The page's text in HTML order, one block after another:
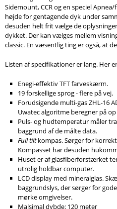
Sidemount,CCRog en speciel
højde for gentagende dyk under
desuden helt frit vælge de
dykket. Der kan vælges mellem
classic. En væsentlig ting er også, at
Listen af specifikationer er lang. Her
Enegi-effektiv TFT farveskærm.
19 forskellige sprog - flere på vej.
Forudsigende multi-gas ZHL-16
Uwatec algoritme beregner på
Puls- og hudtemperatur måler
baggrund af de målte data.
Full tiltkompas. Sørger for
Kompasset har desuden
Huset er af glasfiberforstærket
utrolig holdbar computer.
LCD display med mineralglas.
baggrundslys, der sørger for
mørke omgivelser.
Malsimal dybde: 120 meter